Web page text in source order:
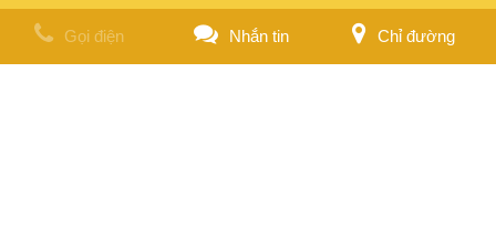
Gọi điện Nhắn tin Chỉ đường